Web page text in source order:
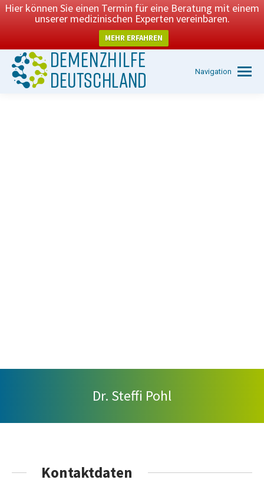
Hier können Sie einen Termin für eine Beratung mit einem
unserer medizinischen Experten vereinbaren.
MEHR ERFAHREN
Navigation
Dr. Steffi Pohl
Kontaktdaten